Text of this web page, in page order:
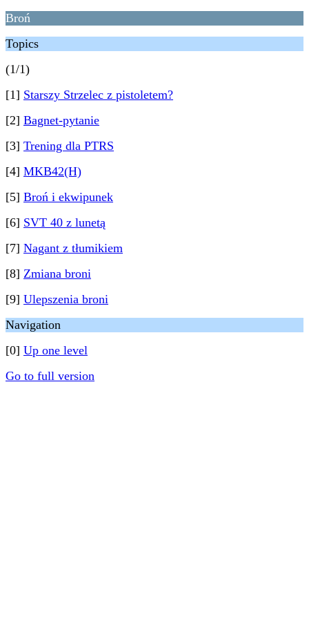
Broń
Topics
(1/1)
[1] Starszy Strzelec z pistoletem?
[2] Bagnet-pytanie
[3] Trening dla PTRS
[4] MKB42(H)
[5] Broń i ekwipunek
[6] SVT 40 z lunetą
[7] Nagant z tłumikiem
[8] Zmiana broni
[9] Ulepszenia broni
Navigation
[0] Up one level
Go to full version